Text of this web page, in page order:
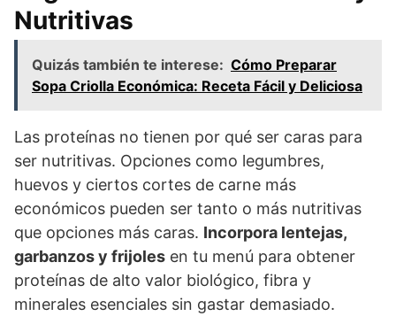
Nutritivas
Quizás también te interese: Cómo Preparar
Sopa Criolla Económica: Receta Fácil y Deliciosa
Las proteínas no tienen por qué ser caras para
ser nutritivas. Opciones como legumbres,
huevos y ciertos cortes de carne más
económicos pueden ser tanto o más nutritivas
que opciones más caras. Incorpora lentejas,
garbanzos y frijoles en tu menú para obtener
proteínas de alto valor biológico, fibra y
minerales esenciales sin gastar demasiado.